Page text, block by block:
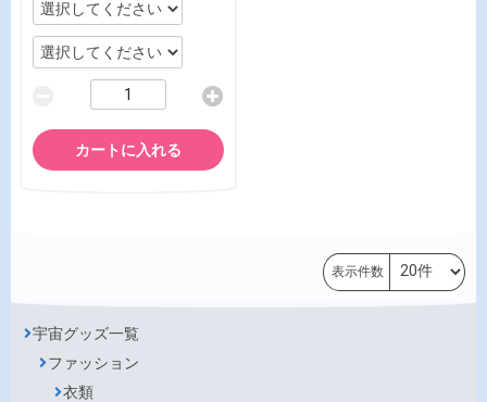
カートに入れる
表示件数
宇宙グッズ一覧
ファッション
衣類